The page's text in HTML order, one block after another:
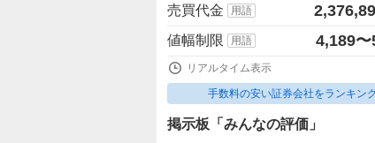
売買代金 用語
値幅制限 用語 4,189
リアルタイム表示
手数料の安い証券会社をランキン
掲示板「みんなの評価」